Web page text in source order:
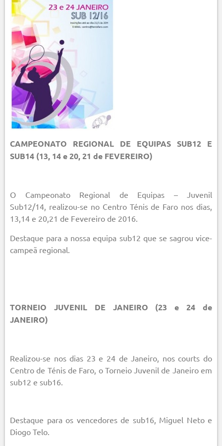
CAMPEONATO REGIONAL DE EQUIPAS SUB12 E
SUB14 (13, 14 e 20, 21 de FEVEREIRO)
O Campeonato Regional de Equipas – Juvenil
Sub12/14, realizou-se no Centro Ténis de Faro nos dias,
13,14 e 20,21 de Fevereiro de 2016.
Destaque para a nossa equipa sub12 que se sagrou vice-
campeã regional.
TORNEIO JUVENIL DE JANEIRO (23 e 24 de
JANEIRO)
Realizou-se nos dias 23 e 24 de Janeiro, nos courts do
Centro de Ténis de Faro, o Torneio Juvenil de Janeiro em
sub12 e sub16.
Destaque para os vencedores de sub16, Miguel Neto e
Diogo Telo.